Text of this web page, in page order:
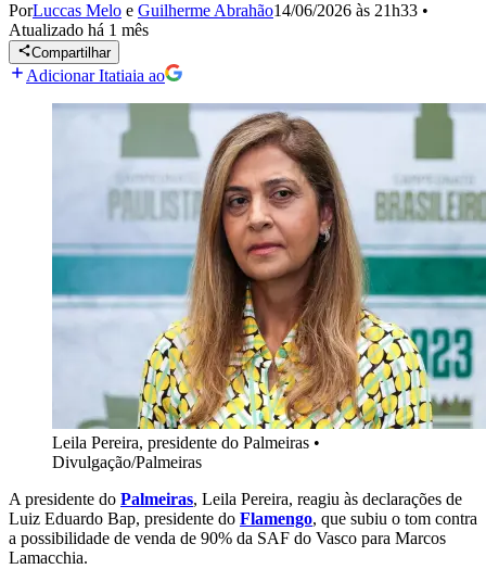
PorLuccas Melo e Guilherme Abrahão14/06/2026 às 21h33 •
Atualizado há 1 mês
Compartilhar
Adicionar Itatiaia ao
Leila Pereira, presidente do Palmeiras •
Divulgação/Palmeiras
A presidente do Palmeiras, Leila Pereira, reagiu às declarações de
Luiz Eduardo Bap, presidente do Flamengo, que subiu o tom contra
a possibilidade de venda de 90% da SAF do Vasco para Marcos
Lamacchia.